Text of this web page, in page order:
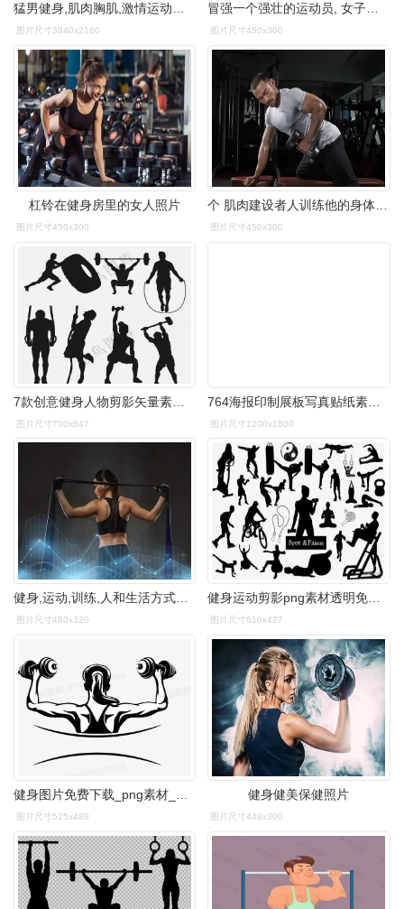
猛男健身,肌肉胸肌,激情运动视频素材,文体竞技视频素材下载,高清3840
图片尺寸3840x2160
冒强一个强壮的运动员, 女子短跑运动员, 身穿黑色背景运动服, 健身和
图片尺寸450x300
杠铃在健身房里的女人照片
图片尺寸450x300 图片尺寸450x300
图片尺寸700x647 图片尺寸1200x1800
健身,运动,训练,人和生活方式的概念— —与膨胀机或抵抗带在健身房
图片尺寸480x320
健身运动剪影png素材透明免抠图片其他元素
图片尺寸610x427
图片尺寸525x488
健身健美保健照片
图片尺寸449x300